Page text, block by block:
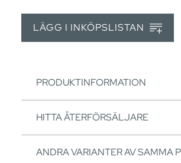
LÄGG I INKÖPSLISTAN
PRODUKTINFORMATION
HITTA ÅTERFÖRSÄLJARE
ANDRA VARIANTER AV SAMMA